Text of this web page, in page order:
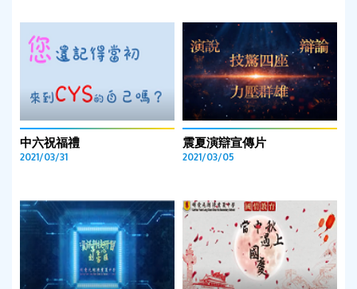
中六祝福禮
2021/03/31
震夏演辯宣傳片
2021/03/05